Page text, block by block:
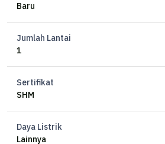
Baru
Jumlah Lantai
1
Sertifikat
SHM
Daya Listrik
Lainnya